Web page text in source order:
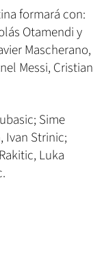
formará con:
Otamendi y
Mascherano,
Messi, Cristian
Sime
Ivan Strinic;
Luka